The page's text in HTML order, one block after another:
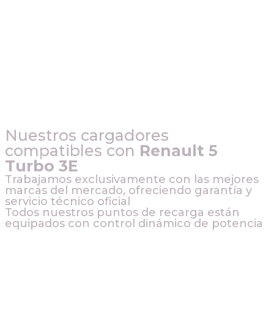
Nuestros cargadores
compatibles con Renault 5
Turbo 3E
Trabajamos exclusivamente con las mejores
marcas del mercado, ofreciendo garantía y
servicio técnico oficial
Todos nuestros puntos de recarga están
equipados con control dinámico de potencia